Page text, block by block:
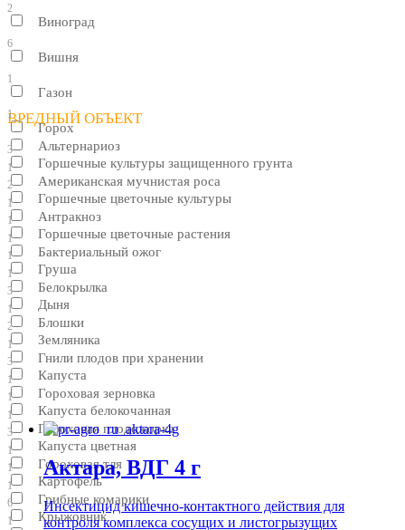
2
Виноград
6
Вишня
1
Газон
1
Горох
3
Горшечные культуры защищенного грунта
2
Горшечные цветочные культуры
1
Горшечные цветочные растения
1
Груша
3
Дыня
2
Земляника
3
Капуста
1
Капуста белокочанная
3
Капуста цветная
1
Картофель
6
Крыжовник
ВРЕДНЫЙ ОБЪЕКТ
Альтернариоз
1
Американская мучнистая роса
1
Антракноз
1
Бактериальный ожог
1
Белокрылка
1
Блошки
1
Гнили плодов при хранении
1
Гороховая зерновка
1
Гороховая плодожорка
1
Гороховая тля
1
Грибные комарики
1
Актара, ВДГ 4 г
Инсектицид кишечно-контактного действия для
контроля комплекса сосущих и листогрызущих